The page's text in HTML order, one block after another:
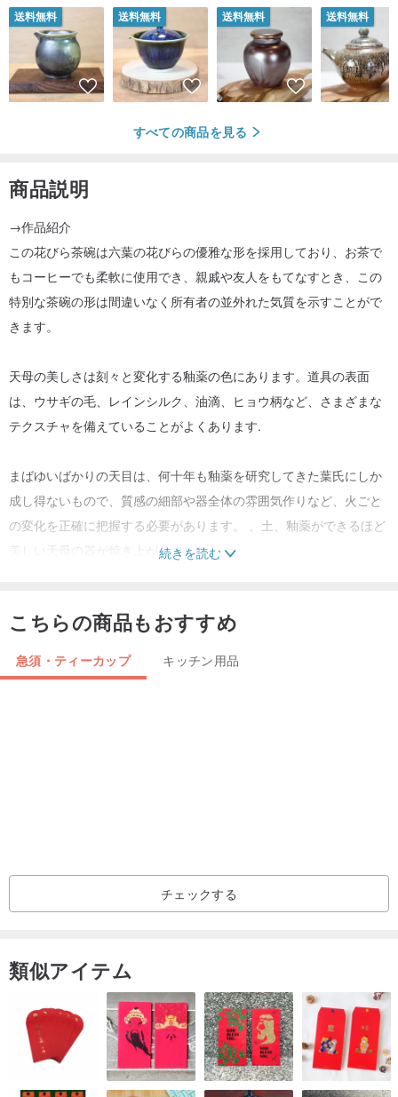
送料無料 送料無料 送料無料 送料無料
すべての商品を見る
商品説明
→作品紹介
この花びら茶碗は六葉の花びらの優雅な形を採用しており、お茶で
もコーヒーでも柔軟に使用でき、親戚や友人をもてなすとき、この
特別な茶碗の形は間違いなく所有者の並外れた気質を示すことがで
きます。
天母の美しさは刻々と変化する釉薬の色にあります。道具の表面
は、ウサギの毛、レインシルク、油滴、ヒョウ柄など、さまざまな
テクスチャを備えていることがよくあります.
まばゆいばかりの天目は、何十年も釉薬を研究してきた葉氏にしか
成し得ないもので、質感の細部や器全体の雰囲気作りなど、火ごと
の変化を正確に把握する必要があります。 、土、釉薬ができるほど
美しい天母の器が焼き上がりました。
ました。古来、制御不能な要素が多かったため、過去の王朝の陶工
中での生活を送っていましたが、現在ではテクノロジーの助けを借
8x8x5 (LWHcm)
→購入時の注意事項
＊当デザイン館の商品はほとんどが手作りで、作品ごとに釉薬やグ
レーの出方が異なりますが、これも焼き物の魅力ですので、ひとつ
続きを読む
こちらの商品もおすすめ
急須・ティーカップ キッチン用品
チェックする
類似アイテム